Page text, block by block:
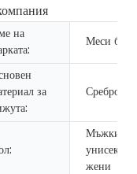
на
Меси
за
Сребро
Мъжки,
унисекс,
жени